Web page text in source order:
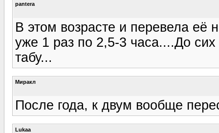
pantera
В этом возрасте и перевела её
уже 1 раз по 2,5-3 часа....До
табу...
Миракл
После года, к двум вообще
Lukaa